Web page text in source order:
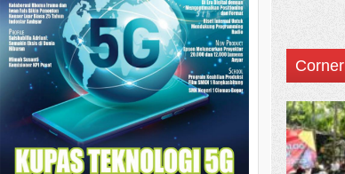
Corner